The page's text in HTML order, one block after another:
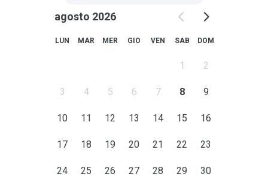
agosto 2026
LUN MAR MER GIO VEN SAB DOM
1 2
3 4 5 6 7 8 9
10 11 12 13 14 15 16
17 18 19 20 21 22 23
24 25 26 27 28 29 30